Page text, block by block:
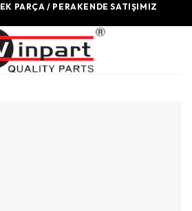
PARÇA / PERAKENDE SATIŞIMIZ